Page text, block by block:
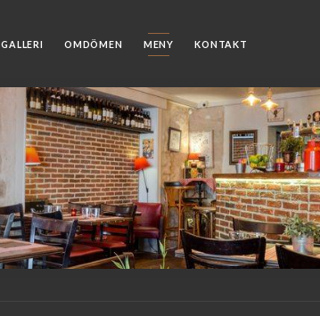
GALLERI OMDÖMEN MENY KONTAKT